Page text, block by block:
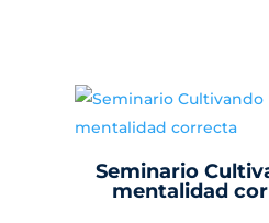
Seminario
mentalidad